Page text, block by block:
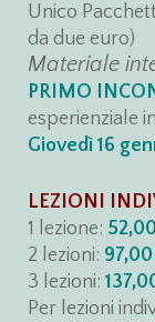
Unico
da due euro)
Materiale
PRIMO
esperienziale
Giovedì 16
LEZIONI
1 lezione:
2 lezioni:
3 lezioni:
Per lezioni